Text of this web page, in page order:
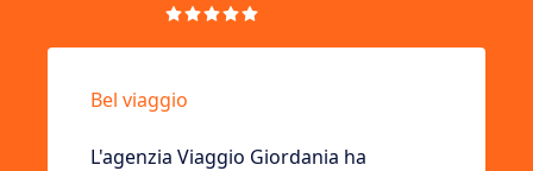
Bel viaggio
L'agenzia Viaggio Giordania ha